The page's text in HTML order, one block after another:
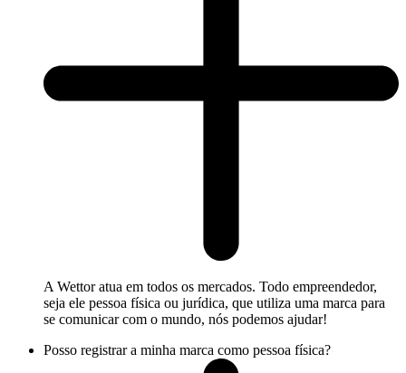
A Wettor atua em todos os mercados. Todo empreendedor,
seja ele pessoa física ou jurídica, que utiliza uma marca para
se comunicar com o mundo, nós podemos ajudar!
Posso registrar a minha marca como pessoa física?